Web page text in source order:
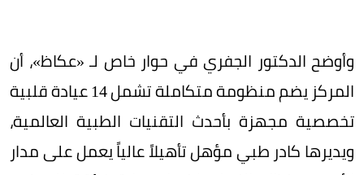
وأوضح الدكتور الجفري في حوار خاص لـ «عكاظ»، أن
المركز يضم منظومة متكاملة تشمل 14 عيادة قلبية
تخصصية مجهزة بأحدث التقنيات الطبية العالمية،
ويديرها كادر طبي مؤهل تأهيلاً عالياً يعمل على مدار